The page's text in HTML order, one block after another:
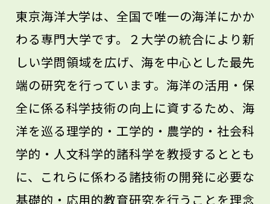
東京海洋大学は、全国で唯一の海洋にかか
わる専門大学です。２大学の統合により新
しい学問領域を広げ、海を中心とした最先
端の研究を行っています。海洋の活用・保
全に係る科学技術の向上に資するため、海
洋を巡る理学的・工学的・農学的・社会科
学的・人文科学的諸科学を教授するととも
に、これらに係わる諸技術の開発に必要な
基礎的・応用的教育研究を行うことを理念